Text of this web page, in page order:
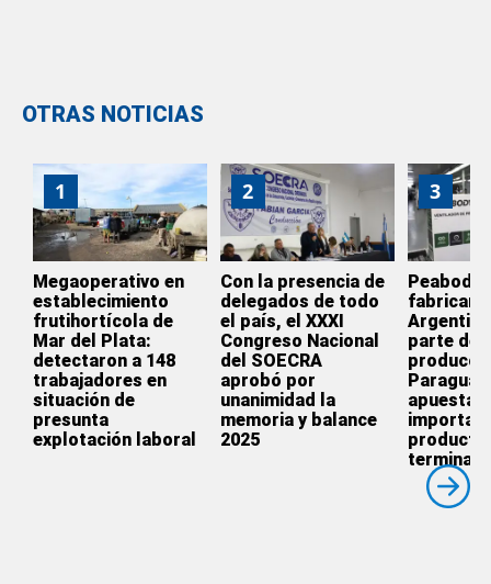
OTRAS NOTICIAS
1
Megaoperativo en
establecimiento
frutihortícola de
Mar del Plata:
detectaron a 148
trabajadores en
situación de
presunta
explotación laboral
2
Con la presencia de
delegados de todo
el país, el XXXI
Congreso Nacional
del SOECRA
aprobó por
unanimidad la
memoria y balance
2025
3
Peabody
fabricar
parte de
apuesta
importar